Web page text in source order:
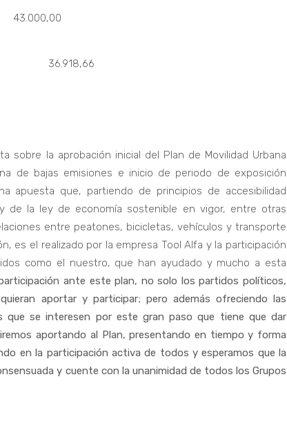
36.918,66
sobre la aprobación inicial del Plan de Movilidad Urbana
de bajas emisiones e inicio de periodo de exposición
apuesta que, partiendo de principios de accesibilidad
de la ley de economía sostenible en vigor, entre otras
entre peatones, bicicletas, vehículos y transporte
es el realizado por la empresa Tool Alfa y la participación
como el nuestro, que han ayudado y mucho a esta
ante este plan, no solo los partidos políticos,
aportar y participar; pero además ofreciendo las
que se interesen por este gran paso que tiene que dar
aportando al Plan, presentando en tiempo y forma
en la participación activa de todos y esperamos que la
y cuente con la unanimidad de todos los Grupos